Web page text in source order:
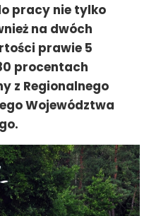
pracy nie tylko
na dwóch
prawie 5
procentach
z Regionalnego
Województwa